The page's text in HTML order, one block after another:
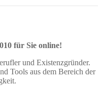
für Sie online!
und Existenzgründer.
Tools aus dem Bereich der